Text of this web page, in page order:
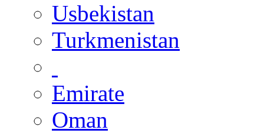
Usbekistan
Turkmenistan
Emirate
Oman